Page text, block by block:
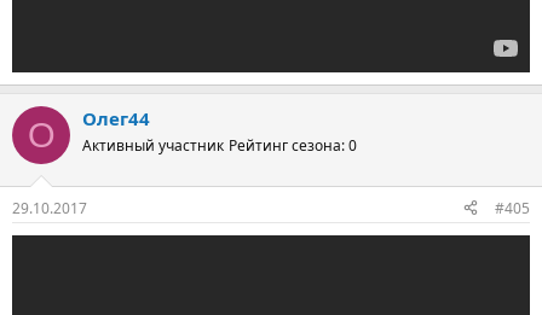
О Олег44
Активный участник Рейтинг сезона: 0
29.10.2017 #405